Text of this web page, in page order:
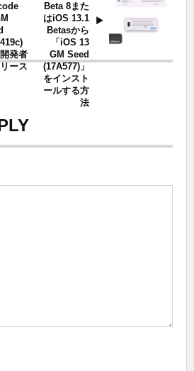
発者
ース
Beta 8また
はiOS 13.1
Betasから
「iOS 13
GM Seed
(17A577)」
をインスト
ールする方
法